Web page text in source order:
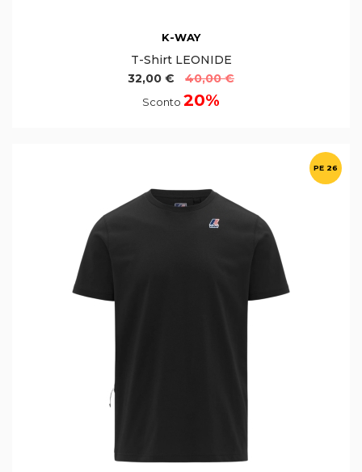
K-WAY
T-Shirt LEONIDE
32,00 €
40,00 €
Sconto 20%
PE 26